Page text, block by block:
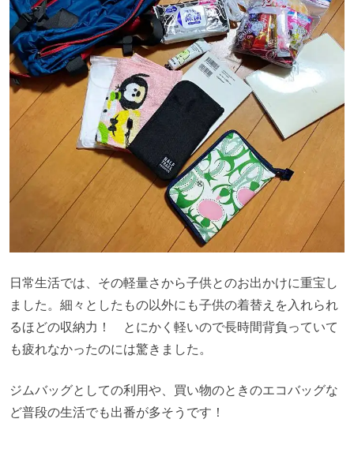
日常生活では、その軽量さから子供とのお出かけに重宝し
ました。細々としたもの以外にも子供の着替えを入れられ
るほどの収納力！ とにかく軽いので長時間背負っていて
も疲れなかったのには驚きました。
ジムバッグとしての利用や、買い物のときのエコバッグな
ど普段の生活でも出番が多そうです！